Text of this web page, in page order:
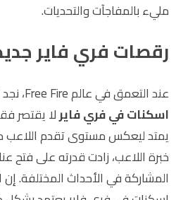
مليء بالمفاجآت والتحديات.
رقصات فري فاير جديدة
عند التعمق في عالمFree Fire،
اسكنات في فري فايرلا يقتصر
يمتد ليعكس مستوى تقدم اللاعب
خبرة اللاعب، زادت قدرته على فتح
المشاركة في الأحداث المختلفة.